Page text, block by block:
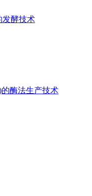
发酵技术
酶法生产技术